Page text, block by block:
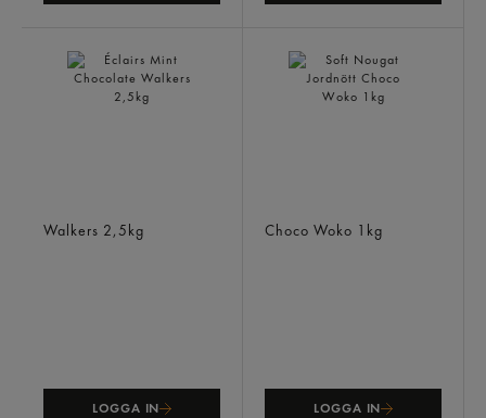
Walkers 2,5kg
LOGGA IN
Choco Woko 1kg
LOGGA IN